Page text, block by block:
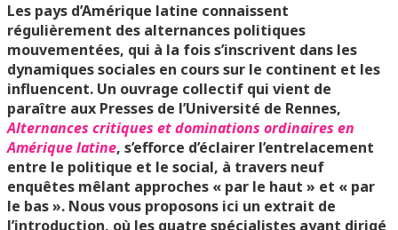
CONVERSATION
Les pays d’Amérique latine connaissent
régulièrement des alternances politiques
mouvementées, qui à la fois s’inscrivent dans les
dynamiques sociales en cours sur le continent et les
influencent. Un ouvrage collectif qui vient de
paraître aux Presses de l’Université de Rennes,
Alternances critiques et dominations ordinaires en
Amérique latine, s’efforce d’éclairer l’entrelacement
entre le politique et le social, à travers neuf
enquêtes mêlant approches « par le haut » et « par
le bas ». Nous vous proposons ici un extrait de
l’introduction, où les quatre spécialistes ayant dirigé